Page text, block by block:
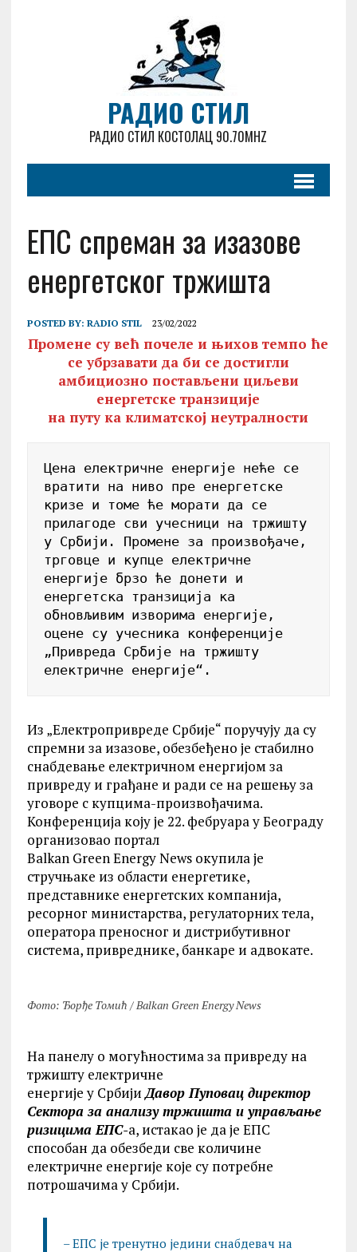
РАДИО СТИЛ
РАДИО СТИЛ КОСТОЛАЦ 90.70MHZ
ЕПС спреман за изазове
енергетског тржишта
POSTED BY: RADIO STIL 23/02/2022
Промене су већ почеле и њихов темпо ће
се убрзавати да би се достигли
амбициозно постављени циљеви
енергетске транзиције
на путу ка климатској неутралности
Цена електричне енергије неће се
вратити на ниво пре енергетске
кризе и томе ће морати да се
прилагоде сви учесници на тржишту
у Србији. Промене за произвођаче,
трговце и купце електричне
енергије брзо ће донети и
енергетска транзиција ка
обновљивим изворима енергије,
оцене су учесника конференције
„Привреда Србије на тржишту
електричне енергије“.
Из „Електропривреде Србије“ поручују да су
спремни за изазове, обезбеђено је стабилно
снабдевање електричном енергијом за
привреду и грађане и ради се на решењу за
уговоре с купцима-произвођачима.
Конференција коју је 22. фебруара у Београду
организовао портал
Balkan Green Energy News окупила је
стручњаке из области енергетике,
представнике енергетских компанија,
ресорног министарства, регулаторних тела,
оператора преносног и дистрибутивног
система, привреднике, банкаре и адвокате.
Фото: Ђорђе Томић / Balkan Green Energy News
На панелу о могућностима за привреду на
тржишту електричне
енергије у СрбијиДавор Пуповац директор
Сектора за анализу тржишта и управљање
ризицима ЕПС-а, истакао је да је ЕПС
способан да обезбеди све количине
електричне енергије које су потребне
потрошачима у Србији.
– ЕПС је тренутно једини снабдевач на